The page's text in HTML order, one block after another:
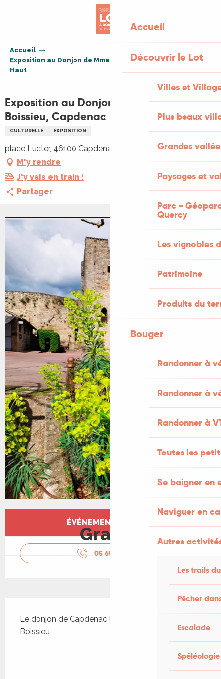
Accueil
Découvrir le Lot
Villes et
Plus beaux
Grandes
Paysages et
Parc -
Quercy
Les vignobles
Patrimoine
Produits du
Bouger
Randonner à
Randonner à
Randonner à
Toutes les
Se baigner en
Naviguer en
Autres
Les trails
Pêcher
Escalade
Spéléologie
Accueil
Exposition au Donjon de Mme De Boissieu, Capdenac le
Haut
Exposition au Donjon de Mme De
Boissieu, Capdenac le Haut
CULTURELLE EXPOSITION
place Lucter, 46100 Capdenac
M'y rendre
J'y vais en train !
Partager
Ouverture et coordonnées
ÉVÉNEMENT TERMINÉ
Gratuit
05 65 34 17
Le donjon de Capdenac le Haut expose Mme De
Boissieu